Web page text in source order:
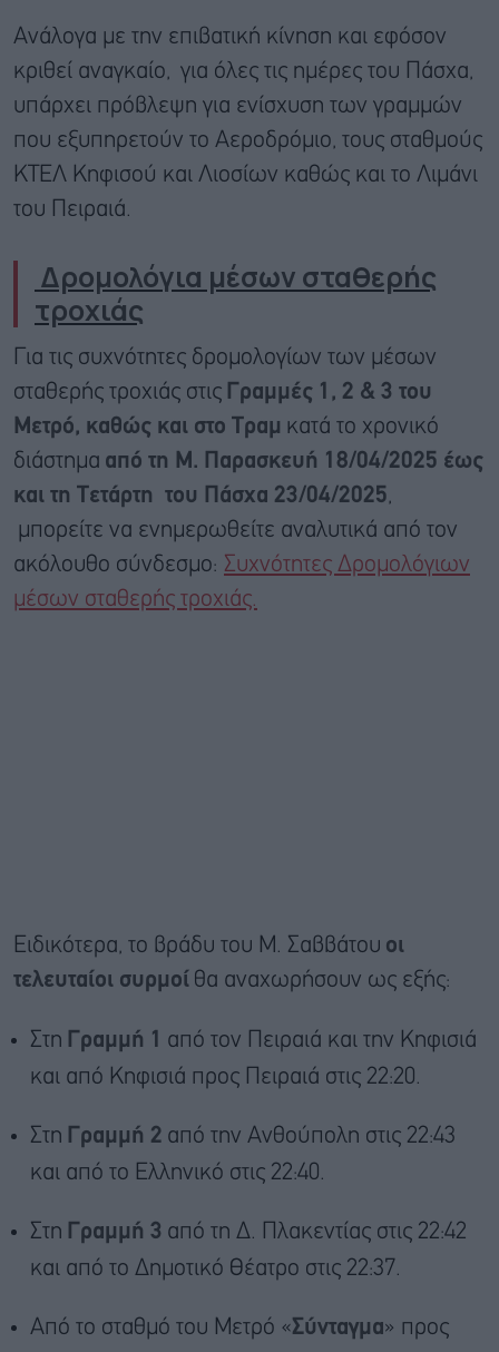
Ανάλογα με την επιβατική κίνηση και εφόσον
κριθεί αναγκαίο, για όλες τις ημέρες του Πάσχα,
υπάρχει πρόβλεψη για ενίσχυση των γραμμών
που εξυπηρετούν το Αεροδρόμιο, τους σταθμούς
ΚΤΕΛ Κηφισού και Λιοσίων καθώς και το Λιμάνι
του Πειραιά.
Δρομολόγια μέσων σταθερής
τροχιάς
Για τις συχνότητες δρομολογίων των μέσων
σταθερής τροχιάς στις
Γραμμές 1, 2 & 3 του
Μετρό, καθώς και στο Τραμ κατά το χρονικό
διάστημα από τη Μ. Παρασκευή 18/04/2025 έως
και τη Τετάρτη του Πάσχα 23/04/2025
μπορείτε να ενημερωθείτε αναλυτικά από τον
ακόλουθο σύνδεσμο: Συχνότητες Δρομολόγιων
μέσων σταθερής τροχιάς.
Ειδικότερα, το βράδυ του Μ. Σαββάτου οι
τελευταίοι συρμοί θα αναχωρήσουν ως εξής:
Στη Γραμμή 1
από τον Πειραιά και την Κηφισιά
και από Κηφισιά προς Πειραιά στις 22:20.
Στη Γραμμή 2 από την Ανθούπολη στις 22:43
και από το Ελληνικό στις 22:40.
Στη Γραμμή 3 από τη Δ. Πλακεντίας στις 22:42
και από το Δημοτικό Θέατρο στις 22:37.
Από το σταθμό του Μετρό «Σύνταγμα» προς